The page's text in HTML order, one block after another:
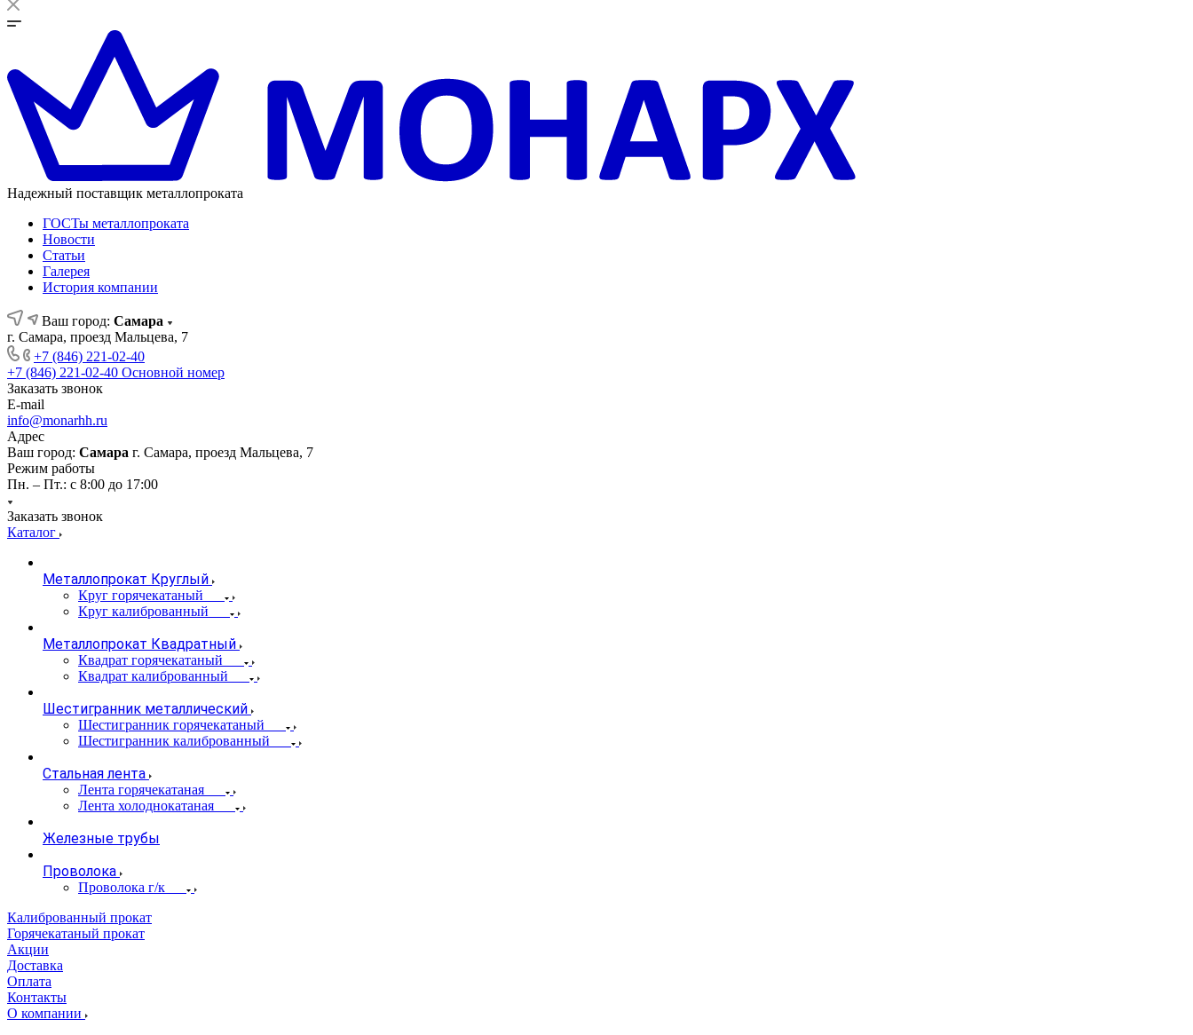
Надежный поставщик металлопроката
ГОСТы металлопроката
Новости
Статьи
Галерея
История компании
Ваш город: Самара
г. Самара, проезд Мальцева, 7
+7 (846) 221-02-40
+7 (846) 221-02-40 Основной номер
Заказать звонок
E-mail
info@monarhh.ru
Адрес
Ваш город: Самара г. Самара, проезд Мальцева, 7
Режим работы
Пн. – Пт.: с 8:00 до 17:00
Заказать звонок
Каталог
Металлопрокат Круглый
Круг горячекатаный
Круг калиброванный
Металлопрокат Квадратный
Квадрат горячекатаный
Квадрат калиброванный
Шестигранник металлический
Шестигранник горячекатаный
Шестигранник калиброванный
Стальная лента
Лента горячекатаная
Лента холоднокатаная
Железные трубы
Проволока
Проволока г/к
Калиброванный прокат
Горячекатаный прокат
Акции
Доставка
Оплата
Контакты
О компании